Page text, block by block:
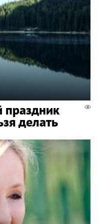
праздник
делать